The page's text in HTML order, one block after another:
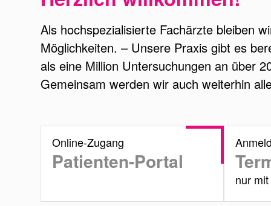
Als hochspezialisierte Fachärzte bleiben
Möglichkeiten. – Unsere Praxis gibt es
als eine Million Untersuchungen an über
Gemeinsam werden wir auch weiterhin
Online-Zugang
Patienten-Portal
nur